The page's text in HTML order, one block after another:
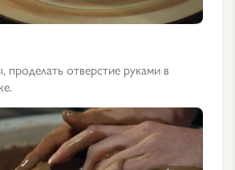
отверстие руками в